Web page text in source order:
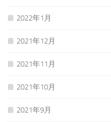
2022年1月
2021年12月
2021年11月
2021年10月
2021年9月